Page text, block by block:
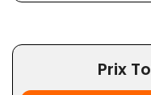
Prix